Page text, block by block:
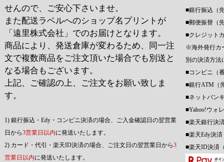
せんので、ご安心下さいませ。
また配送ラベルへのショップ名プリントが
「遠里株式会社」でのお届けとなります。
商品により、発送倉庫が変わるため、同一注
文で複数商品をご注文頂いた場合でも別送と
なる場合もございます。
上記、ご確認の上、ご注文をお願い致しま
す。
1) 銀行振込・Edy・コンビニ決済の場合、ご入金確認日の翌営業
日から3営業日以内に発送いたします。
2) カード・代引・楽天ID決済の場合、ご注文日の翌営業日から3
営業日以内に発送いたします。
■銀行振込（
■郵便振替（
■クレジット
※海外発行カ
別の決済方法
■コンビニ（
■銀行ATM（
■ネットバン
■Yahoo!ウォ
■楽天銀行決
■楽天Edy決
■楽天ID決済